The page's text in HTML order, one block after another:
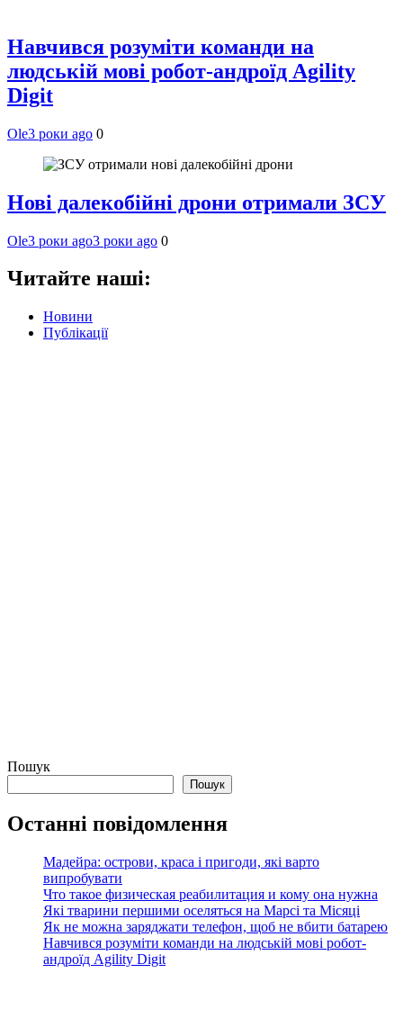
Навчився розуміти команди на
людській мові робот-андроїд Agility
Digit
Ole3 роки ago 0
Нові далекобійні дрони отримали ЗСУ
Ole3 роки ago3 роки ago 0
Читайте наші:
Новини
Публікації
Пошук
Пошук
Останні повідомлення
Мадейра: острови, краса і пригоди, які варто
випробувати
Что такое физическая реабилитация и кому она нужна
Які тварини першими оселяться на Марсі та Місяці
Як не можна заряджати телефон, щоб не вбити батарею
Навчився розуміти команди на людській мові робот-
андроїд Agility Digit